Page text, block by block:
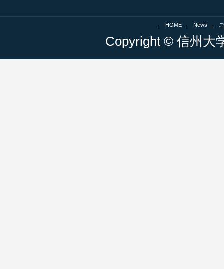
HOME News
Copyright © 信州大